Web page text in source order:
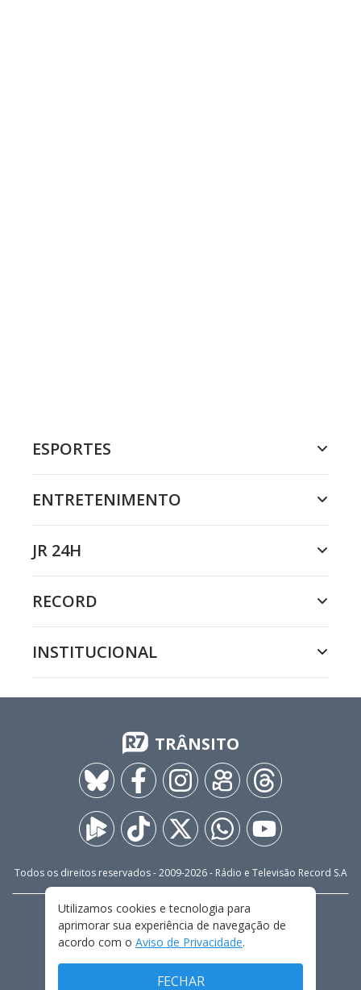
ESPORTES
ENTRETENIMENTO
JR 24H
RECORD
INSTITUCIONAL
TRÂNSITO
Todos os direitos reservados - 2009-2026- Rádio e Televisão Record S.A
FALE CONOSCO
PRIVACIDADE
TERMOS E CONDIÇÕES DE USO
Utilizamos cookies e tecnologia para
aprimorar sua experiência de navegação de
acordo com o Aviso de Privacidade.
FECHAR